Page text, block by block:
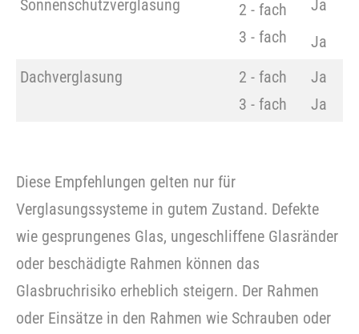
Sonnenschutzverglasung
2 - fach
3 - fach
Ja
Ja
Dachverglasung
2 - fach
3 - fach
Ja
Ja
Diese Empfehlungen gelten nur für
Verglasungssysteme in gutem Zustand. Defekte
wie gesprungenes Glas, ungeschliffene Glasränder
oder beschädigte Rahmen können das
Glasbruchrisiko erheblich steigern. Der Rahmen
oder Einsätze in den Rahmen wie Schrauben oder